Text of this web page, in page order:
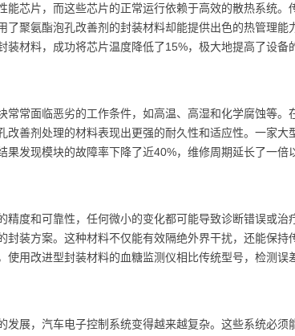
能芯片，而这些芯片的正常运行依赖于高效的散热系统
了聚氨酯泡孔改善剂的封装材料却能提供出色的热管理
装材料，成功将芯片温度降低了15%，极大地提高了设备
常常面临恶劣的工作条件，如高温、高湿和化学腐蚀等
改善剂处理的材料表现出更强的耐久性和适应性。一家
果发现模块的故障率下降了近40%，维修周期延长了一倍
精度和可靠性，任何微小的变化都可能导致诊断错误或
封装方案。这种材料不仅能有效隔绝外界干扰，还能保
使用改进型封装材料的血糖监测仪相比传统型号，检测误
发展，汽车电子控制系统变得越来越复杂。这些系统必